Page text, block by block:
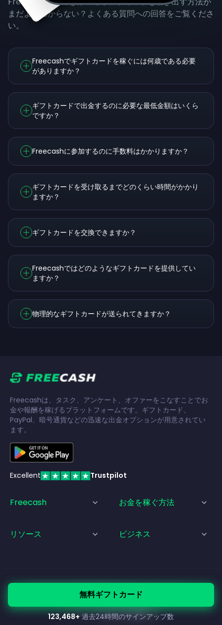
まだよくわからない？よくある質問への回答をご覧くださ
い。
Freecashでギフトカードを稼ぐには何歳である必要
がありますか？
ギフトカードで出金するのに必要な最低金額はいくら
ですか？
Freecashに参加するのに手数料はかかりますか？
ギフトカードを受け取るまでどのくらい時間がかかり
ますか？
ギフトカードを交換できますか？
Freecashではどのようなギフトカードを提供してい
ますか？
物理的なギフトカードが送られてきますか？
無料ギフトカード
123,468+ 過去24時間のサインアップ数
Freecashは、タスク、アンケート、オファーをこなすことでお
金や報酬を稼げるプラットフォームです。ギフトカード、
PayPal、暗号通貨などの迅速な出金オプションが用意されてい
ます。
Excellent Trustpilot
Freecash お金を稼ぐ方法
リソース ビジネス
2026•利用規約
プライバシーポリシー
クッキーポリシー •インプリント